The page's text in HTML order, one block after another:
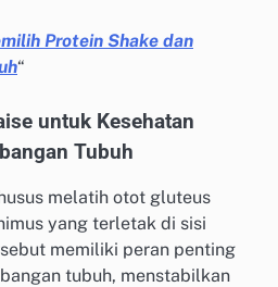
Protein Shake dan
“
untuk Kesehatan
Tubuh
melatih otot gluteus
yang terletak di sisi
memiliki peran penting
tubuh, menstabilkan